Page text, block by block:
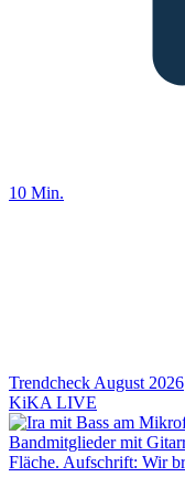
10 Min.
Trendcheck August 2026
KiKA LIVE